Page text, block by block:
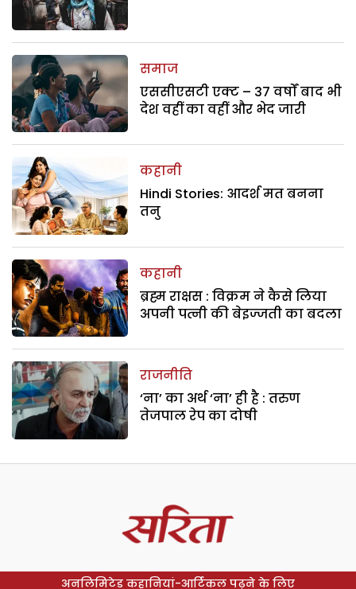
समाज
एससीएसटी एक्ट – 37 वर्षों बाद भी
देश वहीं का वहीं और भेद जारी
कहानी
Hindi Stories: आदर्श मत बनना
तनु
कहानी
ब्रह्म राक्षस : विक्रम ने कैसे लिया
अपनी पत्नी की बेइज्जती का बदला
राजनीति
‘ना’ का अर्थ ‘ना’ ही है : तरुण
तेजपाल रेप का दोषी
अनलिमिटेड कहानियां-आर्टिकल पढ़ने के लिए